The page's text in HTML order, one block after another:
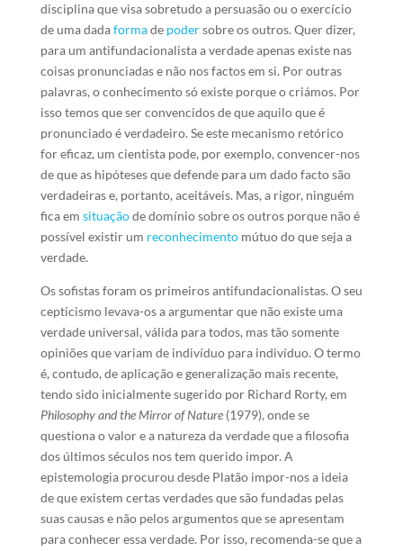
disciplina que visa sobretudo a persuasão ou o exercício
de uma dadaformade podersobre os outros. Quer dizer,
para um antifundacionalista a verdade apenas existe nas
coisas pronunciadas e não nos factos em si. Por outras
palavras, o conhecimento só existe porque o criámos. Por
isso temos que ser convencidos de que aquilo que é
pronunciado é verdadeiro. Se este mecanismo retórico
for eficaz, um cientista pode, por exemplo, convencer-nos
de que as hipóteses que defende para um dado facto são
verdadeiras e, portanto, aceitáveis. Mas, a rigor, ninguém
fica em situaçãode domínio sobre os outros porque não é
possível existir um reconhecimentomútuo do que seja a
verdade.
Os sofistas foram os primeiros antifundacionalistas. O seu
cepticismo levava-os a argumentar que não existe uma
verdade universal, válida para todos, mas tão somente
opiniões que variam de indivíduo para indivíduo. O termo
é, contudo, de aplicação e generalização mais recente,
tendo sido inicialmente sugerido por Richard Rorty, em
Philosophy and the Mirror of Nature(1979), onde se
questiona o valor e a natureza da verdade que a filosofia
dos últimos séculos nos tem querido impor. A
epistemologia procurou desde Platão impor-nos a ideia
de que existem certas verdades que são fundadas pelas
suas causas e não pelos argumentos que se apresentam
para conhecer essa verdade. Por isso, recomenda-se que a